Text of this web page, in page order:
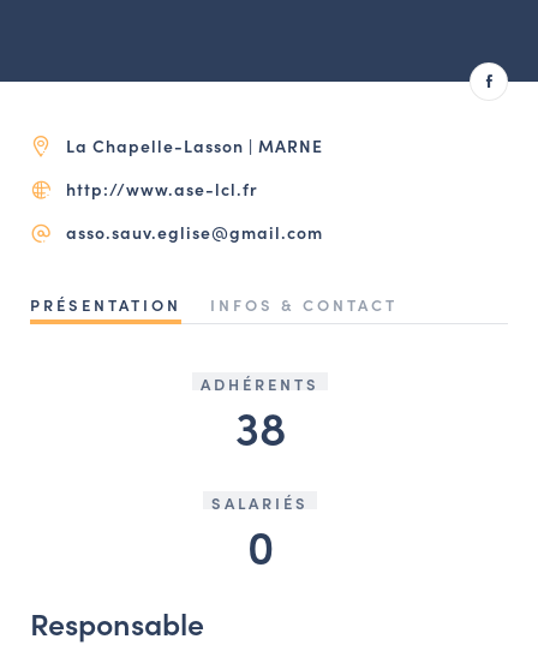
OUTILS EN LIGNE
Espace acteurs
NAVIGATION FILTRÉE « ACTEURS »
Comité d'Histoire Régionale
Service Inventaire et Patrimoines de la Région Grand Est
Amateurs d’histoire et de patrimoine
Étudiants & chercheurs
La Chapelle-Lasson | MARNE
http://www.ase-lcl.fr
asso.sauv.eglise@gmail.com
PRÉSENTATION INFOS & CONTACT
ADHÉRENTS
38
SALARIÉS
0
Responsable